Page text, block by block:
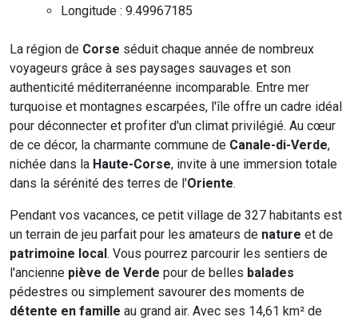
Longitude : 9.49967185
La région de Corse séduit chaque année de nombreux
voyageurs grâce à ses paysages sauvages et son
authenticité méditerranéenne incomparable. Entre mer
turquoise et montagnes escarpées, l'île offre un cadre idéal
pour déconnecter et profiter d'un climat privilégié. Au cœur
de ce décor, la charmante commune de Canale-di-Verde,
nichée dans la Haute-Corse, invite à une immersion totale
dans la sérénité des terres de l'Oriente.
Pendant vos vacances, ce petit village de 327 habitants est
un terrain de jeu parfait pour les amateurs de nature et de
patrimoine local. Vous pourrez parcourir les sentiers de
l'ancienne piève de Verde pour de belles balades
pédestres ou simplement savourer des moments de
détente en famille au grand air. Avec ses 14,61 km² de